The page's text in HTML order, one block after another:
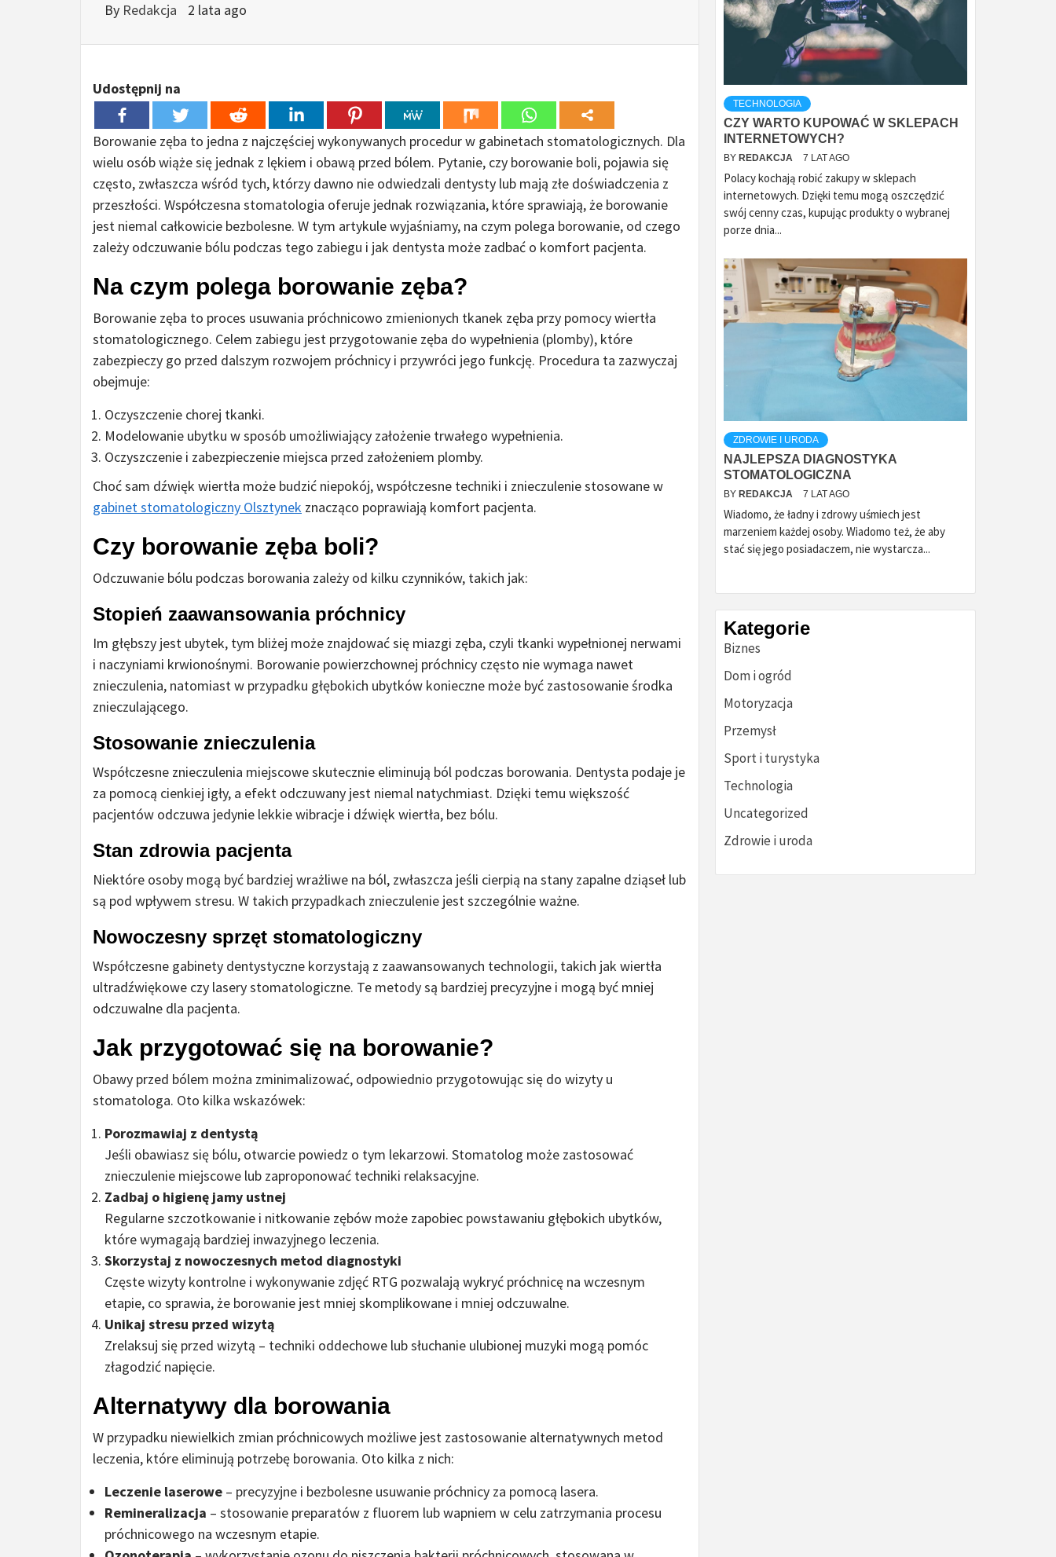
By Redakcja 2 lata ago
Udostępnij na
Borowanie zęba to jedna z najczęściej wykonywanych procedur w gabinetach stomatologicznych. Dla
wielu osób wiąże się jednak z lękiem i obawą przed bólem. Pytanie, czy borowanie boli, pojawia się
często, zwłaszcza wśród tych, którzy dawno nie odwiedzali dentysty lub mają złe doświadczenia z
przeszłości. Współczesna stomatologia oferuje jednak rozwiązania, które sprawiają, że borowanie
jest niemal całkowicie bezbolesne. W tym artykule wyjaśniamy, na czym polega borowanie, od czego
zależy odczuwanie bólu podczas tego zabiegu i jak dentysta może zadbać o komfort pacjenta.
Na czym polega borowanie zęba?
Borowanie zęba to proces usuwania próchnicowo zmienionych tkanek zęba przy pomocy wiertła
stomatologicznego. Celem zabiegu jest przygotowanie zęba do wypełnienia (plomby), które
zabezpieczy go przed dalszym rozwojem próchnicy i przywróci jego funkcję. Procedura ta zazwyczaj
obejmuje:
Oczyszczenie chorej tkanki.
Modelowanie ubytku w sposób umożliwiający założenie trwałego wypełnienia.
Oczyszczenie i zabezpieczenie miejsca przed założeniem plomby.
Choć sam dźwięk wiertła może budzić niepokój, współczesne techniki i znieczulenie stosowane w
gabinet stomatologiczny Olsztynek znacząco poprawiają komfort pacjenta.
Czy borowanie zęba boli?
Odczuwanie bólu podczas borowania zależy od kilku czynników, takich jak:
Stopień zaawansowania próchnicy
Im głębszy jest ubytek, tym bliżej może znajdować się miazgi zęba, czyli tkanki wypełnionej nerwami
i naczyniami krwionośnymi. Borowanie powierzchownej próchnicy często nie wymaga nawet
znieczulenia, natomiast w przypadku głębokich ubytków konieczne może być zastosowanie środka
znieczulającego.
Stosowanie znieczulenia
Współczesne znieczulenia miejscowe skutecznie eliminują ból podczas borowania. Dentysta podaje je
za pomocą cienkiej igły, a efekt odczuwany jest niemal natychmiast. Dzięki temu większość
pacjentów odczuwa jedynie lekkie wibracje i dźwięk wiertła, bez bólu.
Stan zdrowia pacjenta
Niektóre osoby mogą być bardziej wrażliwe na ból, zwłaszcza jeśli cierpią na stany zapalne dziąseł lub
są pod wpływem stresu. W takich przypadkach znieczulenie jest szczególnie ważne.
Nowoczesny sprzęt stomatologiczny
Współczesne gabinety dentystyczne korzystają z zaawansowanych technologii, takich jak wiertła
ultradźwiękowe czy lasery stomatologiczne. Te metody są bardziej precyzyjne i mogą być mniej
odczuwalne dla pacjenta.
Jak przygotować się na borowanie?
Obawy przed bólem można zminimalizować, odpowiednio przygotowując się do wizyty u
stomatologa. Oto kilka wskazówek:
Porozmawiaj z dentystą
Jeśli obawiasz się bólu, otwarcie powiedz o tym lekarzowi. Stomatolog może zastosować
znieczulenie miejscowe lub zaproponować techniki relaksacyjne.
Zadbaj o higienę jamy ustnej
Regularne szczotkowanie i nitkowanie zębów może zapobiec powstawaniu głębokich ubytków,
które wymagają bardziej inwazyjnego leczenia.
Skorzystaj z nowoczesnych metod diagnostyki
Częste wizyty kontrolne i wykonywanie zdjęć RTG pozwalają wykryć próchnicę na wczesnym
etapie, co sprawia, że borowanie jest mniej skomplikowane i mniej odczuwalne.
Unikaj stresu przed wizytą
Zrelaksuj się przed wizytą – techniki oddechowe lub słuchanie ulubionej muzyki mogą pomóc
złagodzić napięcie.
Alternatywy dla borowania
W przypadku niewielkich zmian próchnicowych możliwe jest zastosowanie alternatywnych metod
leczenia, które eliminują potrzebę borowania. Oto kilka z nich:
Leczenie laserowe – precyzyjne i bezbolesne usuwanie próchnicy za pomocą lasera.
Remineralizacja – stosowanie preparatów z fluorem lub wapniem w celu zatrzymania procesu
próchnicowego na wczesnym etapie.
TECHNOLOGIA
CZY WARTO KUPOWAĆ W SKLEPACH
INTERNETOWYCH?
BY REDAKCJA 7 LAT AGO
Polacy kochają robić zakupy w sklepach
internetowych. Dzięki temu mogą oszczędzić
swój cenny czas, kupując produkty o wybranej
porze dnia...
ZDROWIE I URODA
NAJLEPSZA DIAGNOSTYKA
STOMATOLOGICZNA
BY REDAKCJA 7 LAT AGO
Wiadomo, że ładny i zdrowy uśmiech jest
marzeniem każdej osoby. Wiadomo też, że aby
stać się jego posiadaczem, nie wystarcza...
Kategorie
Biznes
Dom i ogród
Motoryzacja
Przemysł
Sport i turystyka
Technologia
Uncategorized
Zdrowie i uroda